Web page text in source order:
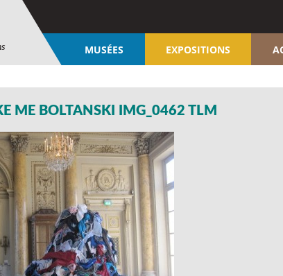
MUSÉES EXPOSITIONS
ME BOLTANSKI IMG_0462 TLM